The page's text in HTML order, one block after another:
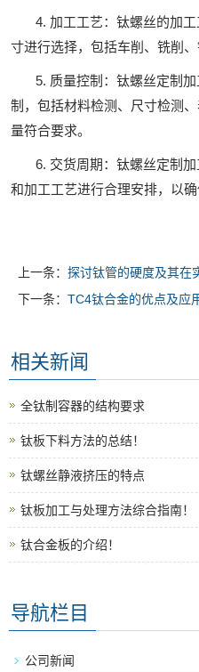
4. 加工工艺：钛螺丝的加工
寸进行选择，包括车削、铣削、
5. 质量控制：钛螺丝定制加
制，包括材料检测、尺寸检测
量符合要求。
6. 交货周期：钛螺丝定制加
和加工工艺进行合理安排，以确
上一条： 探讨钛管的硬度及其在
下一条： TC4钛合金的优点及应
相关新闻
全钛制容器的结构要求
钛板下料方法的总结！
钛螺丝静液挤压的特点
钛板加工与处理方法综合指南！
钛合金板的介绍！
导航栏目
公司新闻